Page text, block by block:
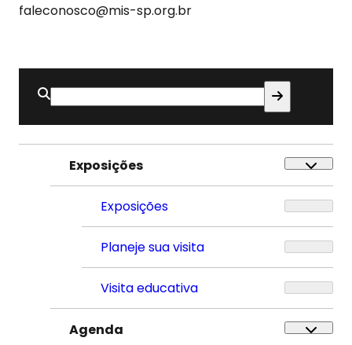
faleconosco@mis-sp.org.br
Buscar
por:
Exposições
Exposições
Planeje sua visita
Visita educativa
Agenda